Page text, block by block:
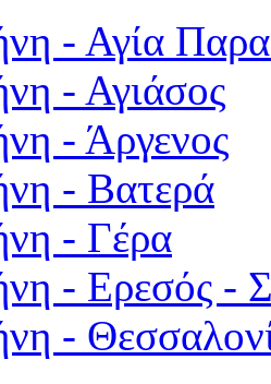
- Αγία
- Αγιάσος
- Άργενος
- Βατερά
- Γέρα
- Ερεσός -
-